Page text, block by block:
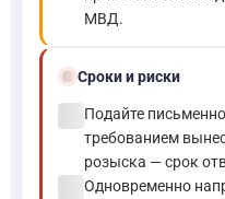
МВД.
schedule Сроки и риски
Подайте
требованием
розыска — срок
Одновременно